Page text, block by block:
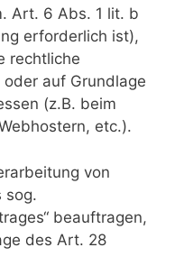
Art. 6 Abs. 1 lit. b
erforderlich ist),
rechtliche
auf Grundlage
(z.B. beim
etc.).
von
sog.
beauftragen,
des Art. 28